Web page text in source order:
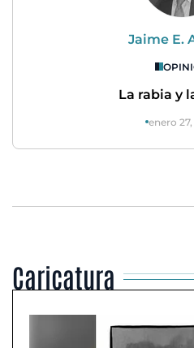
Jaime E.
La rabia y
enero
Caricatura